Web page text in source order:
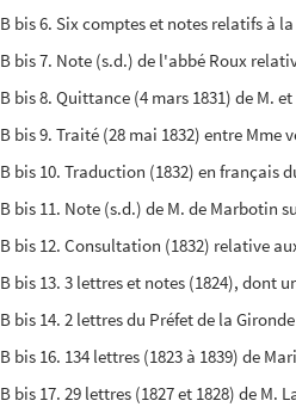
B bis 6. Six comptes et notes relatifs à
B bis 7. Note (s.d.) de l'abbé Roux
B bis 8. Quittance (4 mars 1831) de M.
B bis 9. Traité (28 mai 1832) entre
B bis 10. Traduction (1832) en français
B bis 11. Note (s.d.) de M. de Marbotin
B bis 12. Consultation (1832) relative
B bis 13. 3 lettres et notes (1824), dont
B bis 14. 2 lettres du Préfet de la
B bis 16. 134 lettres (1823 à 1839) de
B bis 17. 29 lettres (1827 et 1828) de